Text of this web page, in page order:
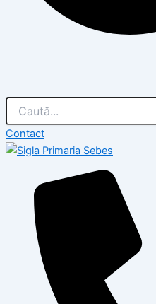
Contact